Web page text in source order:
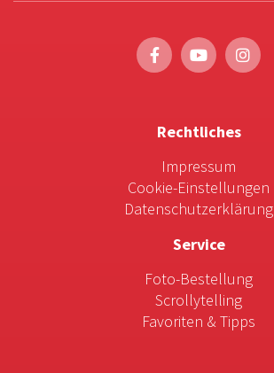
Rechtliches
Impressum
Cookie-Einstellungen
Datenschutzerklärung
Service
Foto-Bestellung
Scrollytelling
Favoriten & Tipps